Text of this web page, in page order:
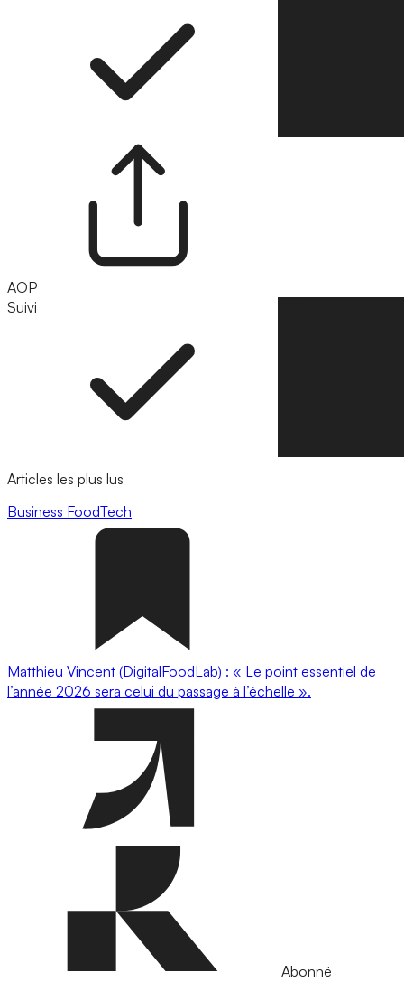
AOP
Suivi
Articles les plus lus
Business FoodTech
Matthieu Vincent (DigitalFoodLab) : « Le point essentiel de
l’année 2026 sera celui du passage à l’échelle ».
Abonné